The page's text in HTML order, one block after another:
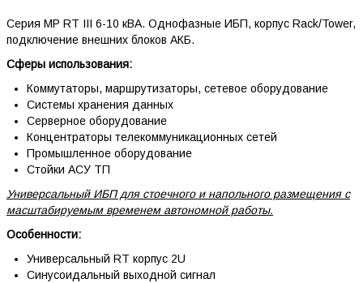
Серия MP RT III 6-10 кВА. Однофазные ИБП, корпус Rack/Tower,
подключение внешних блоков АКБ.
Сферы использования:
Коммутаторы, маршрутизаторы, сетевое оборудование
Системы хранения данных
Серверное оборудование
Концентраторы телекоммуникационных сетей
Промышленное оборудование
Стойки АСУ ТП
Универсальный ИБП для стоечного и напольного размещения с
масштабируемым временем автономной работы.
Особенности:
Универсальный RT корпус 2U
Синусоидальный выходной сигнал